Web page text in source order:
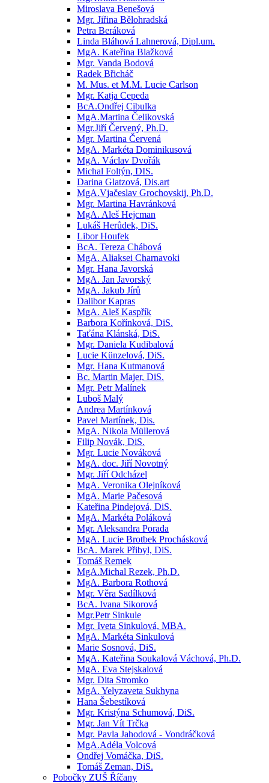
Miroslava Benešová
Mgr. Jiřina Bělohradská
Petra Beráková
Linda Bláhová Lahnerová, Dipl.um.
MgA. Kateřina Blažková
Mgr. Vanda Bodová
Radek Břicháč
M. Mus. et M.M. Lucie Carlson
Mgr. Katja Cepeda
BcA.Ondřej Cibulka
MgA.Martina Čelikovská
Mgr.Jiří Červený, Ph.D.
Mgr. Martina Červená
MgA. Markéta Dominikusová
MgA. Václav Dvořák
Michal Foltýn, DIS.
Darina Glatzová, Dis.art
MgA.Vjačeslav Grochovskij, Ph.D.
Mgr. Martina Havránková
MgA. Aleš Hejcman
Lukáš Herůdek, DiS.
Libor Houfek
BcA. Tereza Chábová
MgA. Aliaksei Charnavoki
Mgr. Hana Javorská
MgA. Jan Javorský
MgA. Jakub Jírů
Dalibor Kapras
MgA. Aleš Kaspřík
Barbora Kořínková, DiS.
Taťána Klánská, DiS.
Mgr. Daniela Kudibalová
Lucie Künzelová, DiS.
Mgr. Hana Kutmanová
Bc. Martin Majer, DiS.
Mgr. Petr Malínek
Luboš Malý
Andrea Martínková
Pavel Martínek, Dis.
MgA. Nikola Müllerová
Filip Novák, DiS.
Mgr. Lucie Nováková
MgA. doc. Jiří Novotný
Mgr. Jiří Odcházel
MgA. Veronika Olejníková
MgA. Marie Pačesová
Kateřina Pindejová, DiS.
MgA. Markéta Poláková
Mgr. Aleksandra Porada
MgA. Lucie Brotbek Prochásková
BcA. Marek Přibyl, DiS.
Tomáš Remek
MgA.Michal Rezek, Ph.D.
MgA. Barbora Rothová
Mgr. Věra Sadílková
BcA. Ivana Sikorová
Mgr.Petr Sinkule
Mgr. Iveta Sinkulová, MBA.
MgA. Markéta Sinkulová
Marie Sosnová, DiS.
MgA. Kateřina Soukalová Váchová, Ph.D.
MgA. Eva Stejskalová
Mgr. Dita Stromko
MgA. Yelyzaveta Sukhyna
Hana Šebestíková
Mgr. Kristýna Schumová, DiS.
Mgr. Jan Vít Trčka
Mgr. Pavla Jahodová - Vondráčková
MgA.Adéla Volcová
Ondřej Vomáčka, DiS.
Tomáš Zeman, DiS.
Pobočky ZUŠ Říčany